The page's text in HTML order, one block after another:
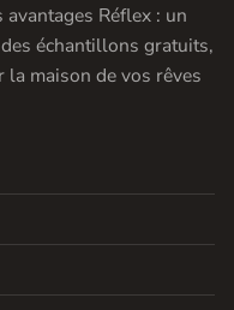
Réflex : un
échantillons gratuits,
maison de vos rêves